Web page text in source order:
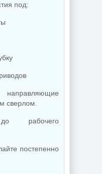
под:
сверлом.
рабочего
постепенно